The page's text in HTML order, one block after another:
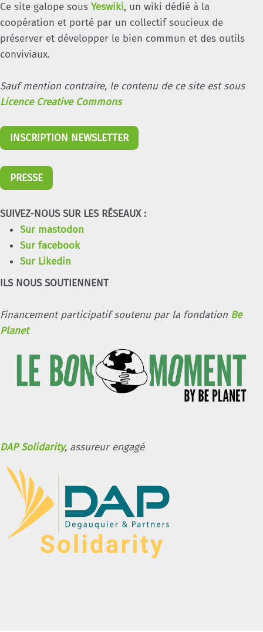
Ce site galope sous Yeswiki, un wiki dédié à la
coopération et porté par un collectif soucieux de
préserver et développer le bien commun et des outils
conviviaux.
Sauf mention contraire, le contenu de ce site est sous
Licence Creative Commons
INSCRIPTION NEWSLETTER
PRESSE
SUIVEZ-NOUS SUR LES RÉSEAUX :
Sur mastodon
Sur facebook
Sur Likedin
ILS NOUS SOUTIENNENT
Financement participatif soutenu par la fondation Be
Planet
DAP Solidarity, assureur engagé